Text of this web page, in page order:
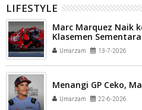
LIFESTYLE
Marc Marquez Naik
Klasemen
Umarzam 13-7-2026
Menangi GP Ceko,
Umarzam 22-6-2026